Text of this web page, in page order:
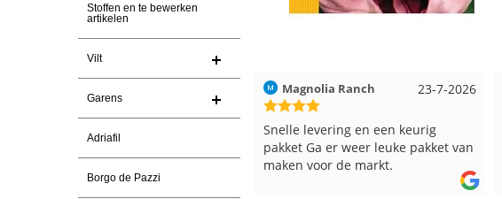
Stoffen en te bewerken
artikelen
Vilt
Garens
Adriafil
Borgo de Pazzi
pakket Ga er weer leuke pakket van
17-7-2026
Hilde uit Loyers
Reeds meerdere keren breigaren
en breinaalden besteld, altijd heel
tevreden over de service.